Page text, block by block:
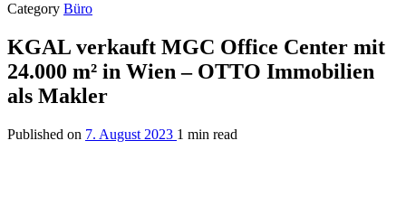
Category Büro
KGAL verkauft MGC Office Center mit
24.000 m² in Wien – OTTO Immobilien
als Makler
Published on 7. August 2023 1 min read